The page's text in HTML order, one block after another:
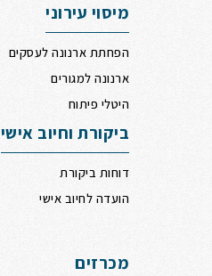
מיסוי עירוני
הפחתת ארנונה לעסקים
ארנונה למגורים
היטלי פיתוח
ביקורת וחיוב אישי
דוחות ביקורת
הועדה לחיוב אישי
מכרזים